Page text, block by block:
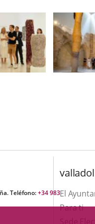
Teléfono:+34 983El
Para ti